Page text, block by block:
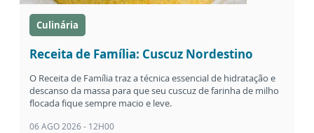
Culinária
Receita de Família: Cuscuz Nordestino
O Receita de Família traz a técnica essencial de hidratação e
descanso da massa para que seu cuscuz de farinha de milho
flocada fique sempre macio e leve.
06 AGO 2026 - 12H00